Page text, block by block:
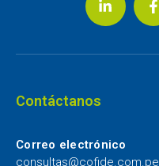
Contáctanos
Correo electrónico
consultas@cofide.com.pe